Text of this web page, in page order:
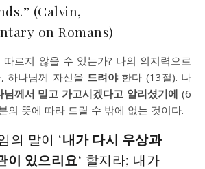
(Calvin,
on Romans)
르지 않을 수 있는가? 나의 의지력으로
하나님께 자신을 드려야한다 (13절). 나
님께서 밀고 가고시겠다고 알리셨기에(6
의 뜻에 따라 드릴 수 밖에 없는 것이다.
의 말이 ‘내가 다시 우상과
이 있으리요‘ 할지라; 내가